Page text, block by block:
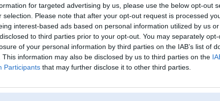
for targeted advertising by us, please use the below opt-out
selection. Please note that after your opt-out request is processed
interest-based ads based on personal information utilized by us
to third parties prior to your opt-out. You may separately
of your personal information by third parties on the IAB’s list of
This information may also be disclosed by us to third parties on the
Participants that may further disclose it to other third parties.
Pēdējo reizi manīts: 12. Apr 2026, 14:35
Lietotājvārds:
luck8itcom3
Ziņojumi forumā:
0
[Pēdējie ziņojumi forumā]